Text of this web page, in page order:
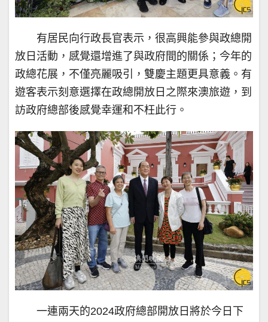
有居民向行政長官表示，很高興能參與政總開
放日活動，感覺還增進了與政府間的關係；今年的
政總花展，不僅亮麗吸引，雙慶主題更具意義。有
遊客表示刻意選擇在政總開放日之際來澳旅遊，到
訪政府總部後感覺幸運和不枉此行。
一連兩天的2024政府總部開放日將於今日下